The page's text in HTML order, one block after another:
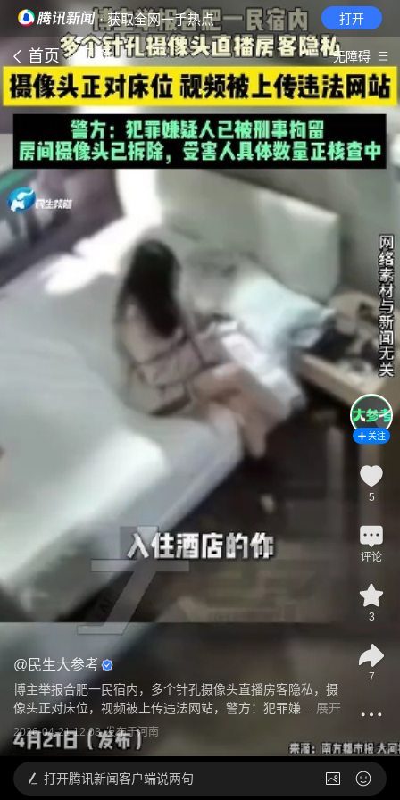
· 获取全网一手热点 打开
首页 视频 无障碍
@ 民生大参考
博主举报合肥一民宿内，多个针孔摄像头直播房客隐私，摄
像头正对床位，视频被上传违法网站，警方：犯罪嫌...
展开
2026-04-21 12:03 发布于河南
关注
5
评论
3
7
打开腾讯新闻客户端说两句